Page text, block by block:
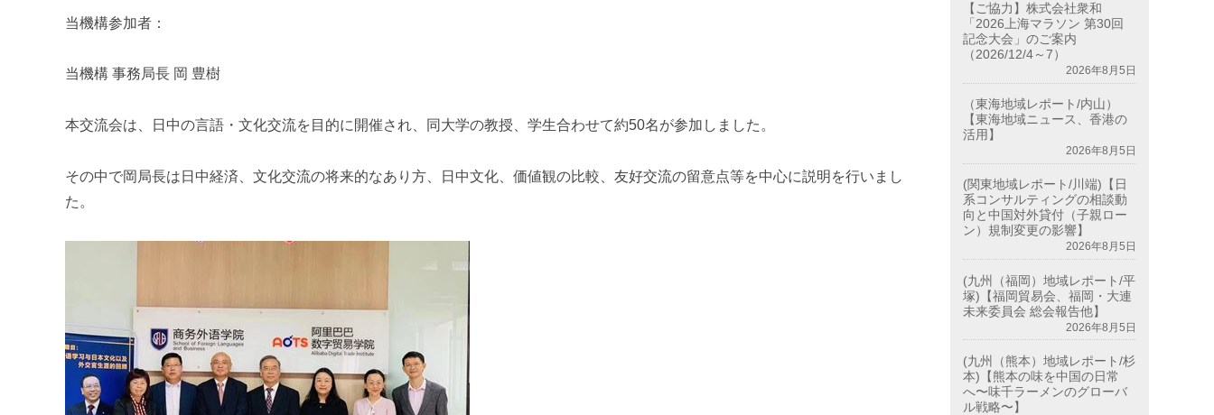
当機構参加者：
当機構 事務局長 岡 豊樹
本交流会は、日中の言語・文化交流を目的に開催され、同大学の教授、学生合わせて約50名が参加しました。
その中で岡局長は日中経済、文化交流の将来的なあり方、日中文化、価値観の比較、友好交流の留意点等を中心に説明を行いまし
た。
【ご協力】株式会社衆和
「2026上海マラソン 第30回
記念大会」のご案内
（2026/12/4～7）
2026年8月5日
（東海地域レポート/内山）
【東海地域ニュース、香港の
活用】
2026年8月5日
(関東地域レポート/川端)【日
系コンサルティングの相談動
向と中国対外貸付（子親ロー
ン）規制変更の影響】
2026年8月5日
(九州（福岡）地域レポート/平
塚)【福岡貿易会、福岡・大連
未来委員会 総会報告他】
2026年8月5日
(九州（熊本）地域レポート/杉
本)【熊本の味を中国の日常
へ〜味千ラーメンのグローバ
ル戦略〜】